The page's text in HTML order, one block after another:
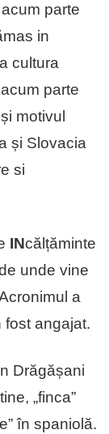
parte
in
cultura
parte
motivul
și Slovacia
si
INcălțăminte
unde vine
a
fost angajat.
Drăgășani
„finca”
în spaniolă.